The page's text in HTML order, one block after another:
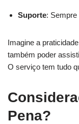
Suporte: Sempre
Imagine a
também poder
O serviço tem tudo
Pena?